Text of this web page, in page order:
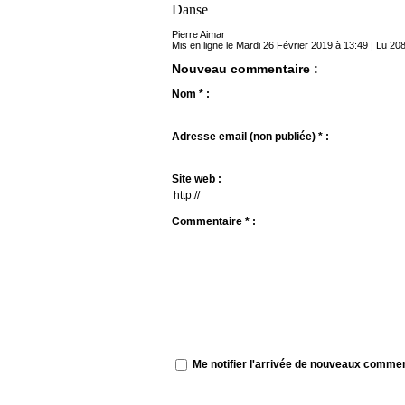
Danse
Pierre Aimar
Mis en ligne le Mardi 26 Février 2019 à 13:49 | Lu
Nouveau commentaire :
Nom * :
Adresse email (non publiée) * :
Site web :
Commentaire * :
Me notifier l'arrivée de nouveaux